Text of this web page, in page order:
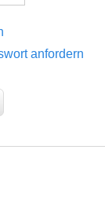
anfordern